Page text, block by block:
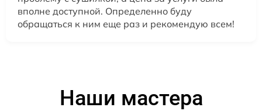
вполне доступной. Определенно буду
обращаться к ним еще раз и рекомендую всем!
Наши мастера